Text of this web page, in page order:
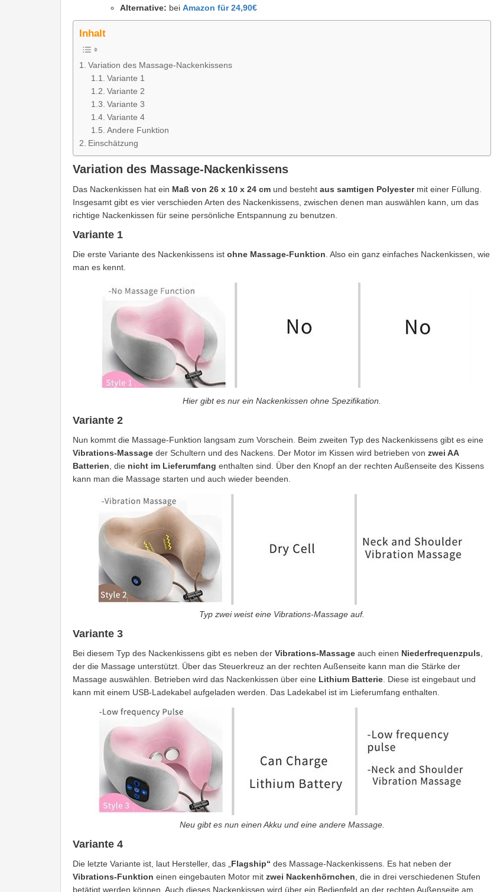
Alternative: bei Amazon für 24,90€
Inhalt
Variation des Massage-Nackenkissens
Variante 1
Variante 2
Variante 3
Variante 4
Andere Funktion
Einschätzung
Variation des Massage-Nackenkissens
Das Nackenkissen hat ein Maß von 26 x 10 x 24 cm und besteht aus samtigen Polyestermit einer Füllung.
Insgesamt gibt es vier verschieden Arten des Nackenkissens, zwischen denen man auswählen kann, um das
richtige Nackenkissen für seine persönliche Entspannung zu benutzen.
Variante 1
Die erste Variante des Nackenkissens ist ohne Massage-Funktion . Also ein ganz einfaches Nackenkissen, wie
man es kennt.
Hier gibt es nur ein Nackenkissen ohne Spezifikation.
Variante 2
Nun kommt die Massage-Funktion langsam zum Vorschein. Beim zweiten Typ des Nackenkissens gibt es eine
Vibrations-Massage der Schultern und des Nackens. Der Motor im Kissen wird betrieben von zwei AA
Batterien , die nicht im Lieferumfang enthalten sind. Über den Knopf an der rechten Außenseite des Kissens
kann man die Massage starten und auch wieder beenden.
Typ zwei weist eine Vibrations-Massage auf.
Variante 3
Bei diesem Typ des Nackenkissens gibt es neben der Vibrations-Massage auch einen Niederfrequenzpuls
der die Massage unterstützt. Über das Steuerkreuz an der rechten Außenseite kann man die Stärke der
Massage auswählen. Betrieben wird das Nackenkissen über eine Lithium Batterie . Diese ist eingebaut und
kann mit einem USB-Ladekabel aufgeladen werden. Das Ladekabel ist im Lieferumfang enthalten.
Neu gibt es nun einen Akku und eine andere Massage.
Variante 4
Die letzte Variante ist, laut Hersteller, das „ Flagship“ des Massage-Nackenkissens. Es hat neben der
Vibrations-Funktion einen eingebauten Motor mit zwei Nackenhörnchen , die in drei verschiedenen Stufen
betätigt werden können. Auch dieses Nackenkissen wird über ein Bedienfeld an der rechten Außenseite am